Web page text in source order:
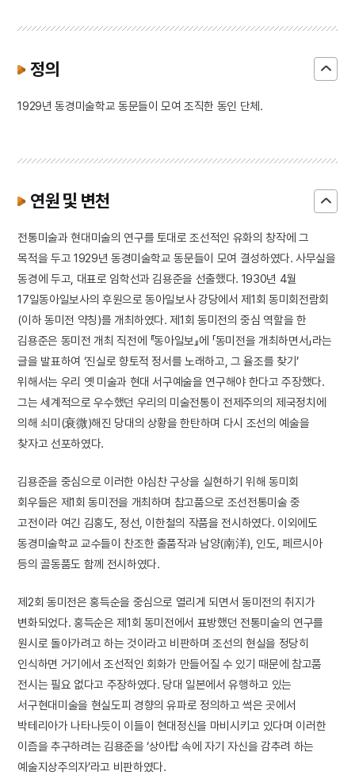
7
외삼촌
10 을병연행록
정의
1929년 동경미술학교 동문들이 모여 조직한 동인 단체.
연원 및 변천
전통미술과 현대미술의 연구를 토대로 조선적인 유화의 창작에 그
목적을 두고 1929년 동경미술학교 동문들이 모여 결성하였다. 사무실을
동경에 두고, 대표로 임학선과 김용준을 선출했다. 1930년 4월
17일동아일보사의 후원으로 동아일보사 강당에서 제1회 동미회전람회
(이하 동미전 약칭)를 개최하였다. 제1회 동미전의 중심 역할을 한
김용준은 동미전 개최 직전에 『동아일보』에 「동미전을 개최하면서」라는
글을 발표하여 ‘진실로 향토적 정서를 노래하고, 그 율조를 찾기’
위해서는 우리 옛 미술과 현대 서구예술을 연구해야 한다고 주장했다.
그는 세계적으로 우수했던 우리의 미술전통이 전제주의의 제국정치에
의해 쇠미(衰微)해진 당대의 상황을 한탄하며 다시 조선의 예술을
찾자고 선포하였다.
김용준을 중심으로 이러한 야심찬 구상을 실현하기 위해 동미회
회우들은 제1회 동미전을 개최하며 참고품으로 조선전통미술 중
고전이라 여긴 김홍도, 정선, 이한철의 작품을 전시하였다. 이외에도
동경미술학교 교수들이 찬조한 출품작과 남양(南洋), 인도, 페르시아
등의 골동품도 함께 전시하였다.
제2회 동미전은 홍득순을 중심으로 열리게 되면서 동미전의 취지가
변화되었다. 홍득순은 제1회 동미전에서 표방했던 전통미술의 연구를
원시로 돌아가려고 하는 것이라고 비판하며 조선의 현실을 정당히
인식하면 거기에서 조선적인 회화가 만들어질 수 있기 때문에 참고품
전시는 필요 없다고 주장하였다. 당대 일본에서 유행하고 있는
서구현대미술을 현실도피 경향의 유파로 정의하고 썩은 곳에서
박테리아가 나타나듯이 이들이 현대정신을 마비시키고 있다며 이러한
이즘을 추구하려는 김용준을 ‘상아탑 속에 자기 자신을 감추려 하는
예술지상주의자’라고 비판하였다.